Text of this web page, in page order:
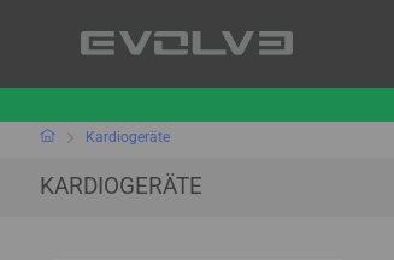
Kardiogeräte
KARDIOGERÄTE